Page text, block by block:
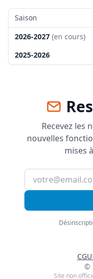
Saison
2026-2027 (en cours)
2025-2026
Recevez les
nouvelles
mises
©
Site non